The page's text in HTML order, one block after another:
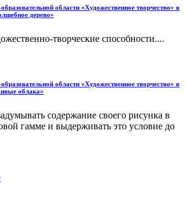
области «Художественное творчество» в
дерево»
творческие способности....
области «Художественное творчество» в
облака»
содержание своего рисунка в
гамме и выдерживать это условие до